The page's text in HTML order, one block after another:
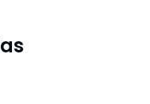
servicios públicos